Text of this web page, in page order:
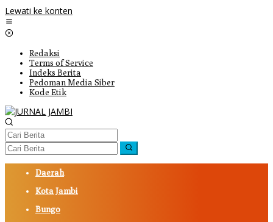
Lewati ke konten
Redaksi
Terms of Service
Indeks Berita
Pedoman Media Siber
Kode Etik
Daerah
Kota Jambi
Bungo